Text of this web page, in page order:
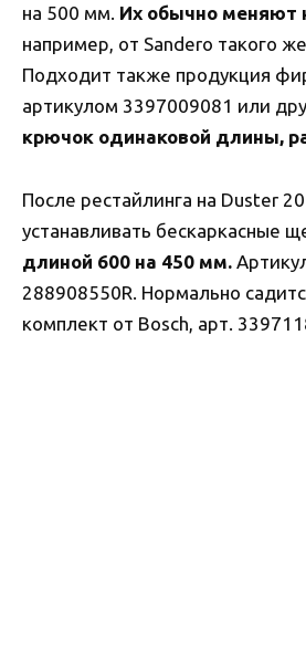
на 500 мм. Их обычно меняют
например, от Sandero такого
Подходит также продукция
артикулом 3397009081 или
крючок одинаковой длины,
После рестайлинга на Duster
устанавливать бескаркасные
длиной 600 на 450 мм.
288908550R. Нормально
комплект от Bosch, арт.